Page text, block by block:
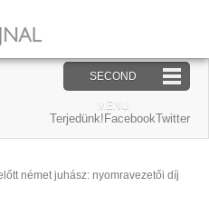
SECOND
MENU
Terjedünk!FacebookTwitter
német juhász: nyomravezetői díj